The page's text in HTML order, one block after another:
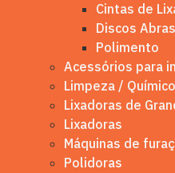
Cintas de
Discos
Polimento
Acessórios para
Limpeza /
Lixadoras de
Lixadoras
Máquinas de
Polidoras